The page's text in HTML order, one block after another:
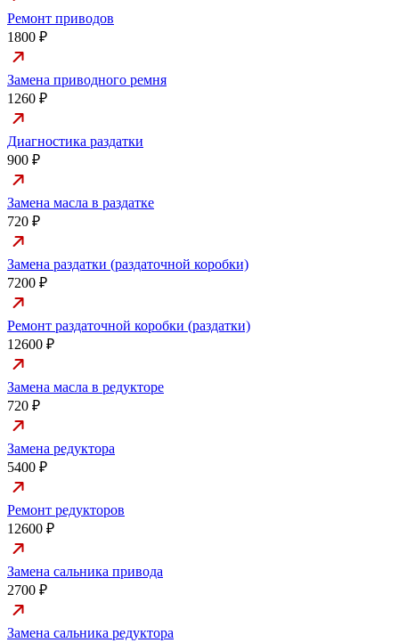
Ремонт приводов
1800 ₽
Замена приводного ремня
1260 ₽
Диагностика раздатки
900 ₽
Замена масла в раздатке
720 ₽
Замена раздатки (раздаточной коробки)
7200 ₽
Ремонт раздаточной коробки (раздатки)
12600 ₽
Замена масла в редукторе
720 ₽
Замена редуктора
5400 ₽
Ремонт редукторов
12600 ₽
Замена сальника привода
2700 ₽
Замена сальника редуктора